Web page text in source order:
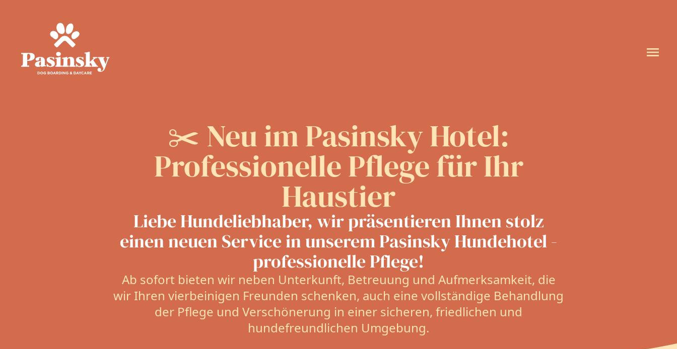
✂️ Neu im Pasinsky Hotel:
Professionelle Pflege für Ihr
Haustier
Liebe Hundeliebhaber, wir präsentieren Ihnen stolz
einen neuen Service in unserem Pasinsky Hundehotel -
professionelle Pflege!
Ab sofort bieten wir neben Unterkunft, Betreuung und Aufmerksamkeit, die
wir Ihren vierbeinigen Freunden schenken, auch eine vollständige Behandlung
der Pflege und Verschönerung in einer sicheren, friedlichen und
hundefreundlichen Umgebung.